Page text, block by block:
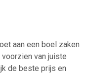
aan een boel zaken
van juiste
de beste prijs en